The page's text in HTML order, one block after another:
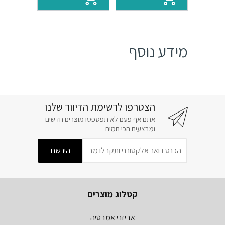
₪53.
₪44.
₪53.
₪44.
מידע נוסף
הצטרפו לרשימת הדיוור שלנו
אתם אף פעם לא תפספסו מוצרים חדשים
ומבצעים הכי חמים
קטלוג מוצרים
אביזרי אמבטיה